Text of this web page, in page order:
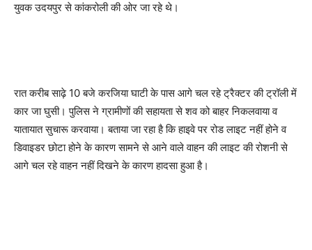
युवक उदयपुर से कांकरोली की ओर जा रहे थे।
रात करीब साढ़े 10 बजे करजिया घाटी के पास आगे चल रहे ट्रैक्टर की ट्रॉली में
कार जा घुसी। पुलिस ने ग्रामीणों की सहायता से शव को बाहर निकलवाया व
यातायात सुचारू करवाया। बताया जा रहा है कि हाइवे पर रोड लाइट नहीं होने व
डिवाइडर छोटा होने के कारण सामने से आने वाले वाहन की लाइट की रोशनी से
आगे चल रहे वाहन नहीं दिखने के कारण हादसा हुआ है।